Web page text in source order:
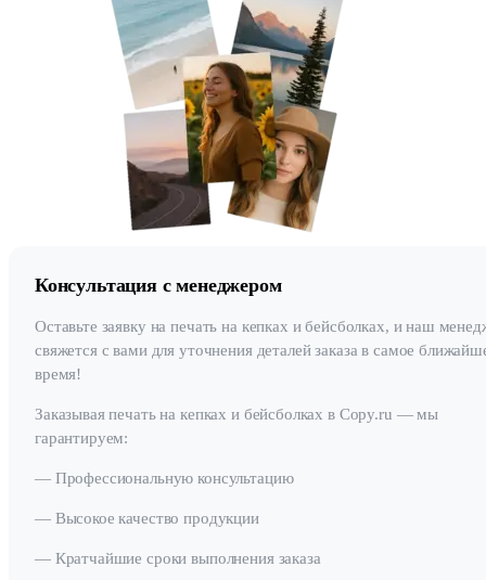
Консультация с менеджером
Оставьте заявку на печать на кепках и бейсболках, и наш
свяжется с вами для уточнения деталей заказа в самое
время!
Заказывая печать на кепках и бейсболках в Copy.ru — мы
гарантируем:
— Профессиональную консультацию
— Высокое качество продукции
— Кратчайшие сроки выполнения заказа